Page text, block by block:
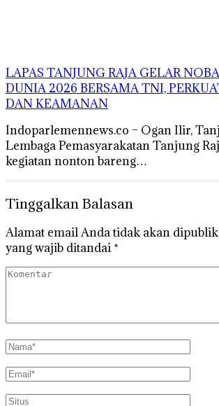
LAPAS TANJUNG RAJA GELAR
DUNIA 2026 BERSAMA TNI,
DAN KEAMANAN
Indoparlemennews.co – Ogan Ilir,
Lembaga Pemasyarakatan Tanjung
kegiatan nonton bareng…
Tinggalkan Balasan
Alamat email Anda tidak akan
yang wajib ditandai *